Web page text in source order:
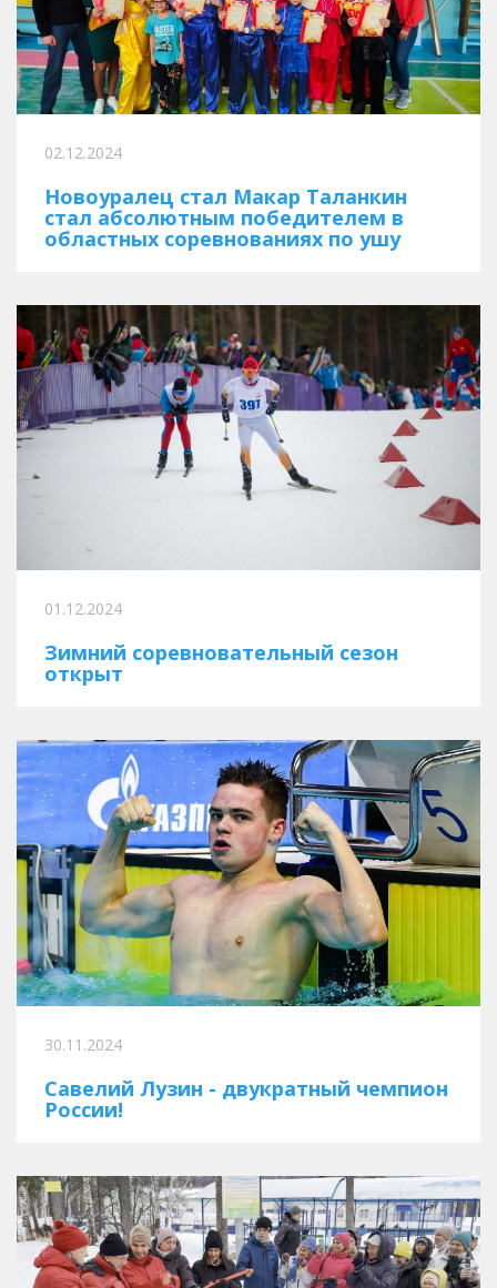
02.12.2024
Новоуралец стал Макар Таланкин
стал абсолютным победителем в
областных соревнованиях по ушу
01.12.2024
Зимний соревновательный сезон
открыт
30.11.2024
Савелий Лузин - двукратный чемпион
России!